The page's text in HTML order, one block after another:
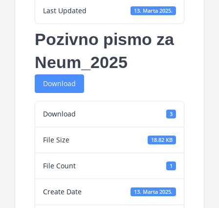
Last Updated 13. Marta 2025.
Pozivno pismo za
Neum_2025
Download
Download 3
File Size 18.82 KB
File Count 1
Create Date 13. Marta 2025.